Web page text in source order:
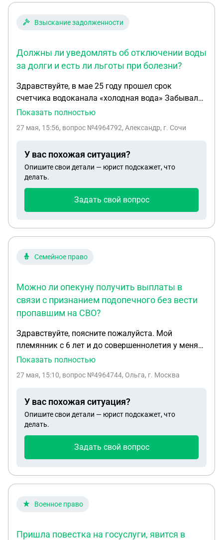
Взыскание задолженности
Должны ли уведомлять об отключении воды
за долги и есть ли льготы при болезни?
Здравствуйте, в мае 25 году прошел срок
счетчика водоканала «холодная вода» Забывали
поменять. Начали считать по нормативу 2-3к в
без уведомления и отрезали воду Долг был 34886
водоканал нам насчитали замену Счетчика
подключение воды и оплата долга в размере
55тымяч рублей. Должно ли были какое нибудь
что отец проживающий в это. Доме перенос
больничном то лежит в больнице то его
этому поводу ? И можно ли как то с этим
Показать полностью
27 мая, 15:56, вопрос №4964792, Александр, г. Сочи
У вас похожая ситуация?
Опишите свои детали — юрист подскажет, что
делать.
Задать свой вопрос
Семейное право
Можно ли опекуну получить выплаты в
связи с признанием подопечного без вести
пропавшим на СВО?
Здравствуйте, поясните пожалуйста. Мой
племянник с 6 лет и до совершеннолетия у меня
на опеке, прописка по сей день у меня. Пособие
воспитание никаких не перечислялось. В июне
прошлого года ушёл на СВО и с 06.01.2026
считается без вести пропавшим. По закону сейчас
через полгода признают погибшим. Стоит мне
Показать полностью
27 мая, 15:10, вопрос №4964744, Ольга, г. Москва
У вас похожая ситуация?
Опишите свои детали — юрист подскажет, что
делать.
Задать свой вопрос
Военное право
Пришла повестка на госуслуги, явится в